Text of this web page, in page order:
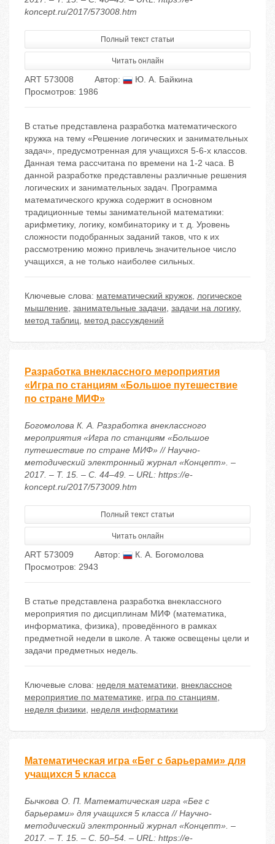
koncept.ru/2017/573008.htm
Полный текст статьи
Читать онлайн
ART 573008 Автор:
Ю. А. Байкина
Просмотров: 1986
В статье представлена разработка математического
кружка на тему «Решение логических и занимательных
задач», предусмотренная для учащихся 5-6-х классов.
Данная тема рассчитана по времени на 1-2 часа. В
данной разработке представлены различные решения
логических и занимательных задач. Программа
математического кружка содержит в основном
традиционные темы занимательной математики:
арифметику, логику, комбинаторику и т. д. Уровень
сложности подобранных заданий таков, что к их
рассмотрению можно привлечь значительное число
учащихся, а не только наиболее сильных.
Ключевые слова: математический кружок, логическое
мышление, занимательные задачи, задачи на логику,
метод таблиц, метод рассуждений
Разработка внеклассного мероприятия
«Игра по станциям «Большое путешествие
по стране МИФ»
Богомолова К. А. Разработка внеклассного
мероприятия «Игра по станциям «Большое
путешествие по стране МИФ» // Научно-
методический электронный журнал «Концепт». –
2017. – Т. 15. – С. 44–49. – URL: https://e-
koncept.ru/2017/573009.htm
Полный текст статьи
Читать онлайн
ART 573009 Автор:
К. А. Богомолова
Просмотров: 2943
В статье представлена разработка внеклассного
мероприятия по дисциплинам МИФ (математика,
информатика, физика), проведённого в рамках
предметной недели в школе. А также освещены цели и
задачи предметных недель.
Ключевые слова: неделя математики, внеклассное
мероприятие по математике, игра по станциям,
неделя физики, неделя информатики
Математическая игра «Бег с барьерами» для
учащихся 5 класса
Бычкова О. П. Математическая игра «Бег с
барьерами» для учащихся 5 класса // Научно-
методический электронный журнал «Концепт». –
2017. – Т. 15. – С. 50–54. – URL: https://e-